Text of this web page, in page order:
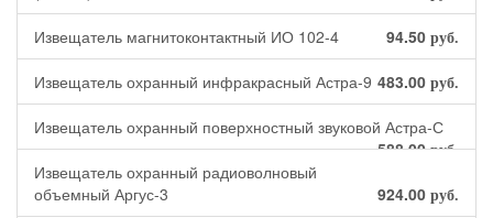
Извещатель магнитоконтактный ИО 102-4 94.50 руб.
Извещатель охранный инфракрасный Астра-9 483.00 руб.
Извещатель охранный поверхностный звуковой Астра-С
588.00руб.
Извещатель охранный радиоволновый
объемный Аргус-3
924.00 руб.